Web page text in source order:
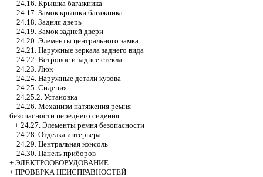
24.16. Крышка багажника
24.17. Замок крышки багажника
24.18. Задняя дверь
24.19. Замок задней двери
24.20. Элементы центрального замка
24.21. Наружные зеркала заднего вида
24.22. Ветровое и заднее стекла
24.23. Люк
24.24. Наружные детали кузова
24.25. Сидения
24.25.2. Установка
24.26. Механизм натяжения ремня
безопасности переднего сидения
+ 24.27. Элементы ремня безопасности
24.28. Отделка интерьера
24.29. Центральная консоль
24.30. Панель приборов
+ ЭЛЕКТРООБОРУДОВАНИЕ
+ ПРОВЕРКА НЕИСПРАВНОСТЕЙ